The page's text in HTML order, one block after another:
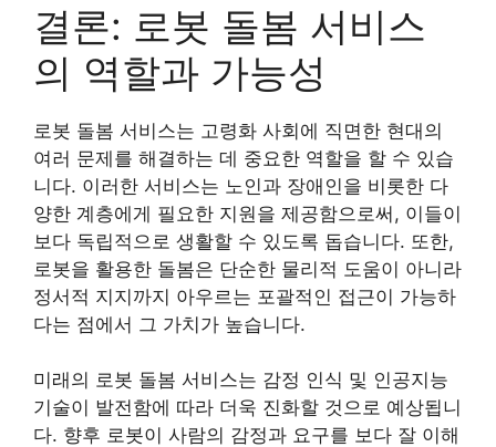
결론: 로봇 돌봄 서비스
의 역할과 가능성
로봇 돌봄 서비스는 고령화 사회에 직면한 현대의
여러 문제를 해결하는 데 중요한 역할을 할 수 있습
니다. 이러한 서비스는 노인과 장애인을 비롯한 다
양한 계층에게 필요한 지원을 제공함으로써, 이들이
보다 독립적으로 생활할 수 있도록 돕습니다. 또한,
로봇을 활용한 돌봄은 단순한 물리적 도움이 아니라
정서적 지지까지 아우르는 포괄적인 접근이 가능하
다는 점에서 그 가치가 높습니다.
미래의 로봇 돌봄 서비스는 감정 인식 및 인공지능
기술이 발전함에 따라 더욱 진화할 것으로 예상됩니
다. 향후 로봇이 사람의 감정과 요구를 보다 잘 이해